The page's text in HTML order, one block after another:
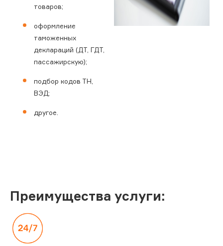
товаров;
оформление
таможенных
деклараций (ДТ, ГДТ,
пассажирскую);
подбор кодов ТН,
ВЭД;
другое.
Преимущества услуги: